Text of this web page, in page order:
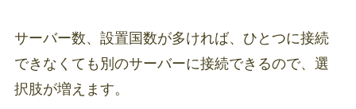
サーバー数、設置国数が多ければ、ひとつに接続
できなくても別のサーバーに接続できるので、選
択肢が増えます。